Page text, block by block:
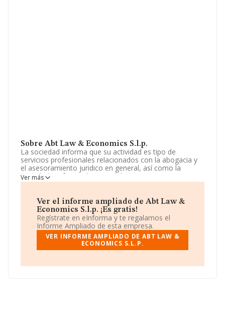
Sobre Abt Law & Economics S.l.p.
La sociedad informa que su actividad es tipo de
servicios profesionales relacionados con la abogacia y
el asesoramiento juridico en general, así como la
actividad profesional propia del economista. (cnae
6910). La empresa aparece inscrita en el Registro
es 'Actividades jurídicas' con código 6910. La sociedad
no tiene actividad en mercados exteriores.
La empresaAbt Law & Economics S.L.P
B05428164, se encuentra en Calle Corsega núm. 412
Loc 2, (08037), en el municipio de Barcelona, Cataluña.
hasta 28.030 empresas, en el ámbito nacional la
Ver más
Ver el informe ampliado de Abt Law &
Economics S.l.p. ¡Es gratis!
Regístrate en eInforma y te regalamos el
Informe Ampliado de esta empresa.
VER INFORME AMPLIADO DE ABT LAW &
ECONOMICS S.L.P.